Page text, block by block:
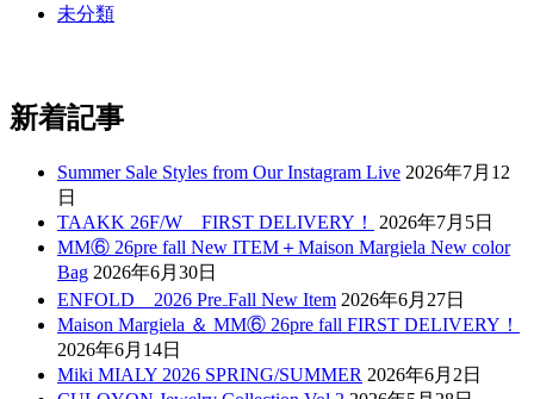
未分類
新着記事
Summer Sale Styles from Our Instagram Live 2026年7月12
日
TAAKK 26F/W FIRST DELIVERY！
2026年7月5日
MM⑥ 26pre fall New ITEM＋Maison Margiela New color
Bag 2026年6月30日
ENFOLD 2026 Pre₋Fall New Item 2026年6月27日
Maison Margiela ＆ MM⑥ 26pre fall FIRST DELIVERY！
2026年6月14日
Miki MIALY 2026 SPRING/SUMMER 2026年6月2日